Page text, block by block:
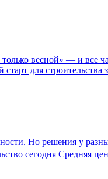
весной» — и
для строительства
Но решения у
сегодня Средняя